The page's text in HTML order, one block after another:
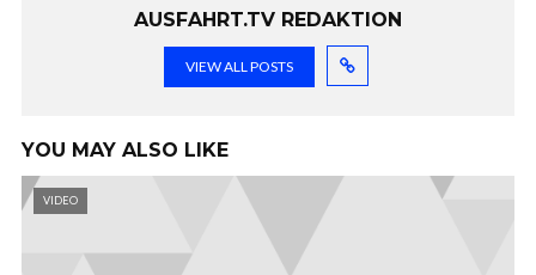
AUSFAHRT.TV REDAKTION
VIEW ALL POSTS
YOU MAY ALSO LIKE
VIDEO